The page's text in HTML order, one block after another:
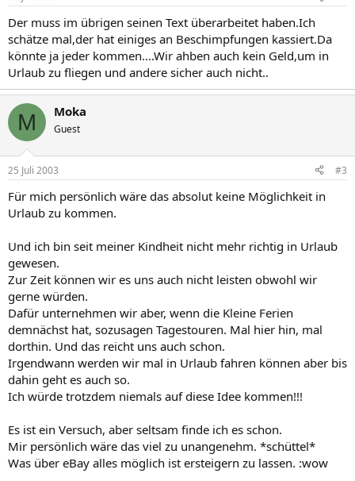
Der muss im übrigen seinen Text überarbeitet haben.Ich
schätze mal,der hat einiges an Beschimpfungen kassiert.Da
könnte ja jeder kommen....Wir ahben auch kein Geld,um in
Urlaub zu fliegen und andere sicher auch nicht..
M Moka
Guest
25 Juli 2003 #3
Für mich persönlich wäre das absolut keine Möglichkeit in
Urlaub zu kommen.
Und ich bin seit meiner Kindheit nicht mehr richtig in Urlaub
gewesen.
Zur Zeit können wir es uns auch nicht leisten obwohl wir
gerne würden.
Dafür unternehmen wir aber, wenn die Kleine Ferien
demnächst hat, sozusagen Tagestouren. Mal hier hin, mal
dorthin. Und das reicht uns auch schon.
Irgendwann werden wir mal in Urlaub fahren können aber bis
dahin geht es auch so.
Ich würde trotzdem niemals auf diese Idee kommen!!!
Es ist ein Versuch, aber seltsam finde ich es schon.
Mir persönlich wäre das viel zu unangenehm. *schüttel*
Was über eBay alles möglich ist ersteigern zu lassen. :wow